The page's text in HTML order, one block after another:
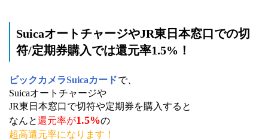
SuicaオートチャージやJR東日本窓口での切
符/定期券購入では還元率1.5%！
ビックカメラSuicaカードで、
Suicaオートチャージや
JR東日本窓口で切符や定期券を購入すると
なんと還元率が1.5%の
超高還元率になります！